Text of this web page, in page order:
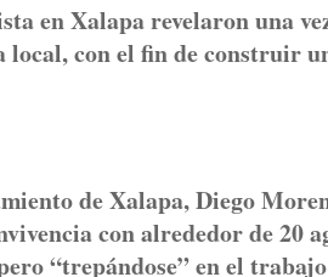
en Xalapa revelaron una
local, con el fin de construir
de Xalapa, Diego
con alrededor de 20
“trepándose” en el